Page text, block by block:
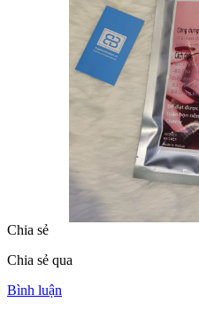
Chia sẻ
Chia sẻ qua
Bình luận